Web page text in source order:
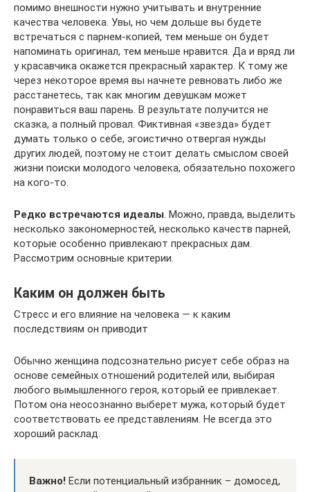
помимо внешности нужно учитывать и внутренние
качества человека. Увы, но чем дольше вы будете
встречаться с парнем-копией, тем меньше он будет
напоминать оригинал, тем меньше нравится. Да и вряд ли
у красавчика окажется прекрасный характер. К тому же
через некоторое время вы начнете ревновать либо же
расстанетесь, так как многим девушкам может
понравиться ваш парень. В результате получится не
сказка, а полный провал. Фиктивная «звезда» будет
думать только о себе, эгоистично отвергая нужды
других людей, поэтому не стоит делать смыслом своей
жизни поиски молодого человека, обязательно похожего
на кого-то.
Редко встречаются идеалы . Можно, правда, выделить
несколько закономерностей, несколько качеств парней,
которые особенно привлекают прекрасных дам.
Рассмотрим основные критерии.
Каким он должен быть
Стресс и его влияние на человека — к каким
последствиям он приводит
Обычно женщина подсознательно рисует себе образ на
основе семейных отношений родителей или, выбирая
любого вымышленного героя, который ее привлекает.
Потом она неосознанно выберет мужа, который будет
соответствовать ее представлениям. Не всегда это
хороший расклад.
Важно! Если потенциальный избранник – домосед,